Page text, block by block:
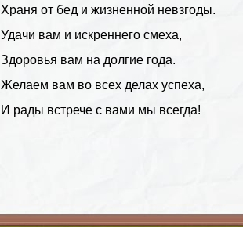
Храня от бед и жизненной невзгоды.
Удачи вам и искреннего смеха,
Здоровья вам на долгие года.
Желаем вам во всех делах успеха,
И рады встрече с вами мы всегда!